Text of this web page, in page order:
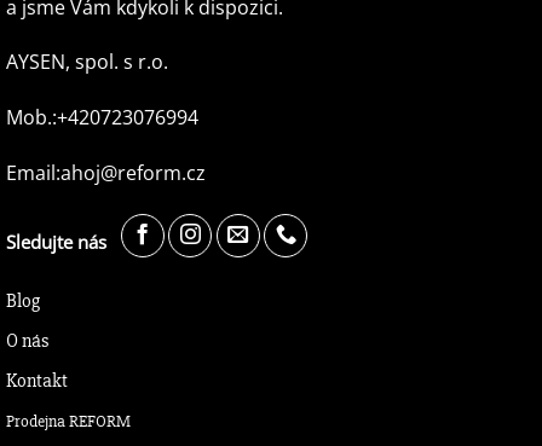
a jsme Vám kdykoli k dispozici.
AYSEN, spol. s r.o.
Mob.:+420723076994
Email:ahoj@reform.cz
Sledujte nás
Blog
O nás
Kontakt
Prodejna REFORM